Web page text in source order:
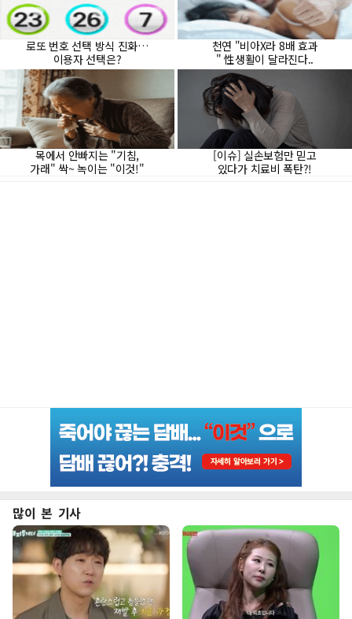
많이 본 기사